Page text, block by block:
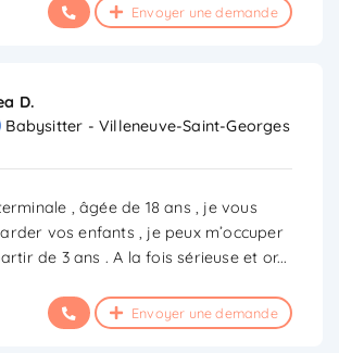
Envoyer une demande
D.
Babysitter - Villeneuve-Saint-Georges
, âgée de 18 ans , je vous
vos enfants , je peux m’occuper
de 3 ans . A la fois sérieuse et or...
Envoyer une demande